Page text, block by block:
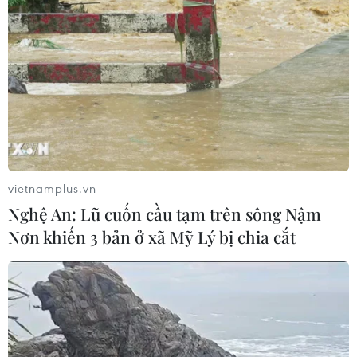
Giọng ca 17 tuổi của Việt Nam giành
giải Vàng tại Liên hoan Nghệ thuật
châu Á 2026
09/07/2026 04:11
Chile để ngỏ khả năng tổ chức
concert BTS
08/07/2026 23:22
Hòa nhạc “Crescendo - Giao hưởng
kết nối” lan tỏa tinh thần giao lưu
văn hóa
04/07/2026 23:37
vietnamplus.vn
Nghệ An: Lũ cuốn cầu tạm trên sông Nậm
Nơn khiến 3 bản ở xã Mỹ Lý bị chia cắt